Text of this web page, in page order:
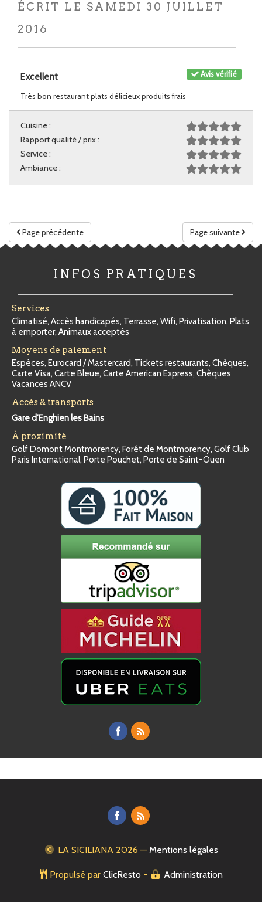
ÉCRIT LE SAMEDI 30 JUILLET
2016
Avis vérifié
Excellent
Très bon restaurant plats délicieux produits frais
Cuisine :
Rapport qualité / prix :
Service :
Ambiance :
Page suivante
Page précédente
INFOS PRATIQUES
Services
Climatisé, Accès handicapés, Terrasse, Wifi, Privatisation, Plats
à emporter, Animaux acceptés
Moyens de paiement
Espèces, Eurocard / Mastercard, Tickets restaurants, Chèques,
Carte Visa, Carte Bleue, Carte American Express, Chèques
Vacances ANCV
Accès & transports
Gare d'Enghien les Bains
À proximité
Golf Domont Montmorency, Forêt de Montmorency, Golf Club
Paris International, Porte Pouchet, Porte de Saint-Ouen
LA SICILIANA 2026 — Mentions légales
Propulsé par ClicResto - Administration